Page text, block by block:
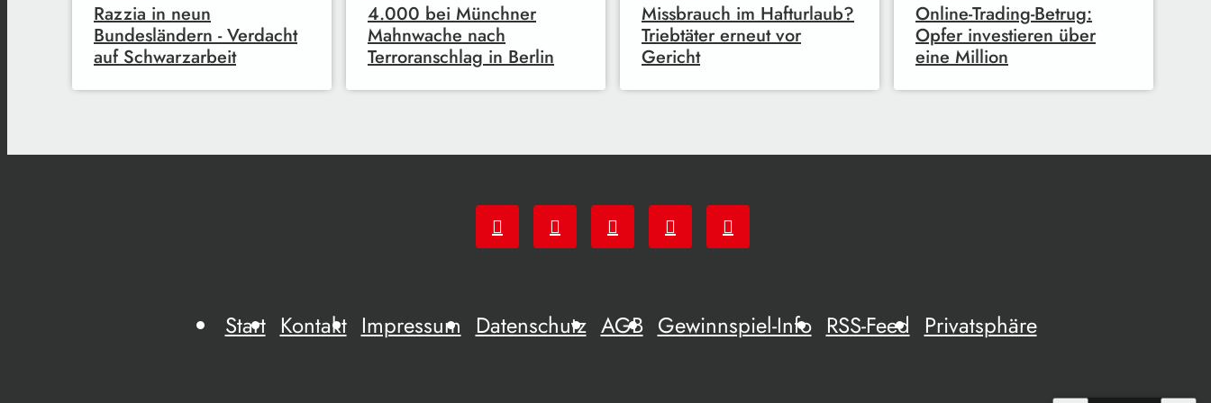
Razzia in neun
Bundesländern - Verdacht
auf Schwarzarbeit
4.000 bei Münchner
Mahnwache nach
Terroranschlag in Berlin
Missbrauch im Hafturlaub?
Triebtäter erneut vor
Gericht
Online-Trading-Betrug:
Opfer investieren über
eine Million
Start Kontakt Impressum Datenschutz AGB Gewinnspiel-Info RSS-Feed Privatsphäre